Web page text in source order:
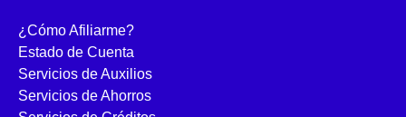
¿Cómo Afiliarme?
Estado de Cuenta
Servicios de Auxilios
Servicios de Ahorros